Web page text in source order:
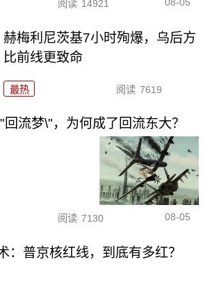
阅读 14921
赫梅利尼茨基7小时殉爆，乌后方
比前线更致命
最热 阅读 7619
流梦\"，为何成了回流东大？
阅读 7130 08-05
：普京核红线，到底有多红？